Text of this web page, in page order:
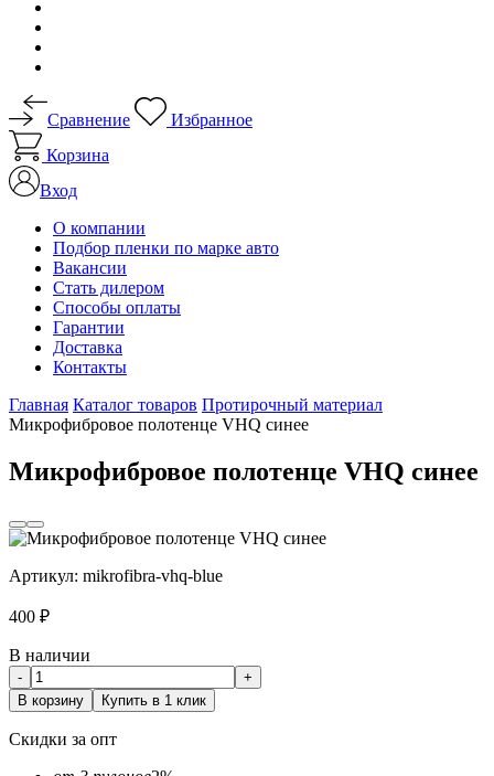
Сравнение
Избранное
Корзина
Вход
О компании
Подбор пленки по марке авто
Вакансии
Стать дилером
Способы оплаты
Гарантии
Доставка
Контакты
Главная Каталог товаров Протирочный материал
Микрофибровое полотенце VHQ синее
Микрофибровое полотенце VHQ синее
Артикул: mikrofibra-vhq-blue
400 ₽
В наличии
-
+
В корзину
Купить в 1 клик
Скидки за опт